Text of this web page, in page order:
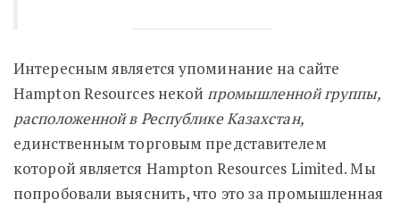
Интересным является упоминание на сайте
Hampton Resources некойпромышленной группы,
расположенной в Республике Казахстан,
единственным торговым представителем
которой является Hampton Resources Limited. Мы
попробовали выяснить, что это за промышленная